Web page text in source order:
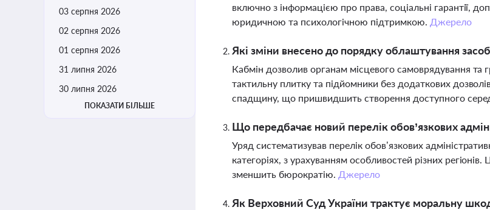
03 серпня 2026
02 серпня 2026
01 серпня 2026
31 липня 2026
30 липня 2026
ПОКАЗАТИ БІЛЬШЕ
включно з інформацією про права, соціальні гарантії,
юридичною та психологічною підтримкою. Джерело
Які зміни внесено до порядку облаштування
Кабмін дозволив органам місцевого самоврядування та
тактильну плитку та підйомники без додаткових
спадщину, що пришвидшить створення доступного
Що передбачає новий перелік обов’язкових
Уряд систематизував перелік обов’язкових
категоріях, з урахуванням особливостей різних
зменшить бюрократію. Джерело
Як Верховний Суд України трактує моральну